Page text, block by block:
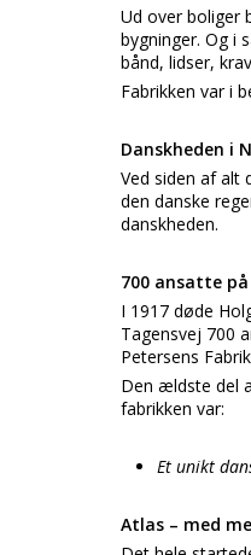
Ud over boliger
bygninger. Og i
bånd, lidser,
Fabrikken var i
Danskheden i
Ved siden af alt
den danske
danskheden.
700 ansatte
I 1917 døde
Tagensvej 700
Petersens
Den ældste del
fabrikken var:
Et unikt
Atlas – med